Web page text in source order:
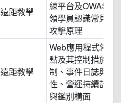
遠距教學
練平台及OWASP
領學員認識常見資
攻擊原理
遠距教學
Web應用程式常見
點及其控制措施：
制、事件日誌與可
性、營運持續計畫
與鑑別構面